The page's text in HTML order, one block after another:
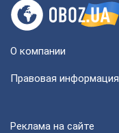
О компании
Правовая информация
Реклама на сайте